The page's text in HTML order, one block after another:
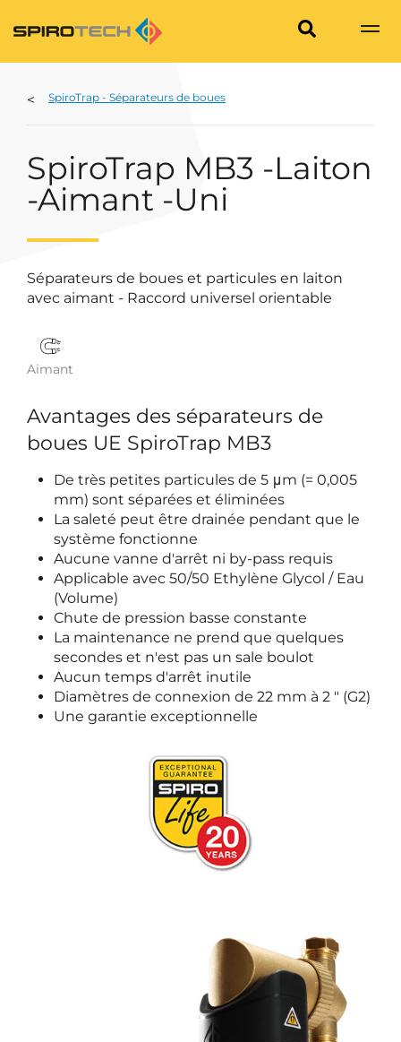
SpiroTrap - Séparateurs de boues
SpiroTrap MB3 -Laiton
-Aimant -Uni
Séparateurs de boues et particules en laiton
avec aimant - Raccord universel orientable
Aimant
Avantages des séparateurs de
boues UE SpiroTrap MB3
De très petites particules de 5 μm (= 0,005
mm) sont séparées et éliminées
La saleté peut être drainée pendant que le
système fonctionne
Aucune vanne d'arrêt ni by-pass requis
Applicable avec 50/50 Ethylène Glycol / Eau
(Volume)
Chute de pression basse constante
La maintenance ne prend que quelques
secondes et n'est pas un sale boulot
Aucun temps d'arrêt inutile
Diamètres de connexion de 22 mm à 2 " (G2)
Une garantie exceptionnelle